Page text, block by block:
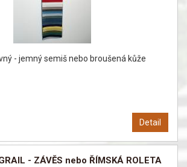
- jemný semiš nebo broušená kůže
Detail
- ZÁVĚS nebo ŘÍMSKÁ ROLETA